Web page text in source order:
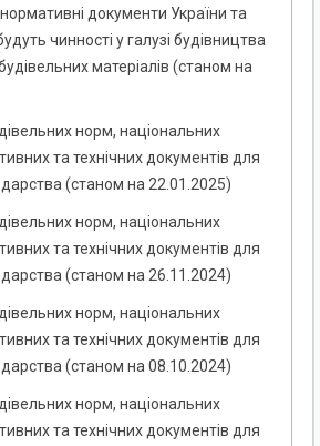
документи України та
чинності у галузі будівництва
матеріалів (станом на
норм, національних
та технічних документів для
(станом на 22.01.2025)
норм, національних
та технічних документів для
(станом на 26.11.2024)
норм, національних
та технічних документів для
(станом на 08.10.2024)
норм, національних
та технічних документів для